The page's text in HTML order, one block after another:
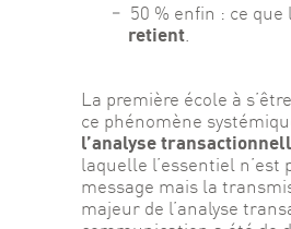
50 % enfin : ce
retient
La première école à
ce phénomène
l’analyse
laquelle l’essentiel n’est
message mais la
majeur de l’analyse